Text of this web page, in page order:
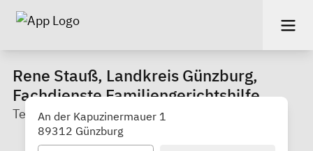
Rene Stauß, Landkreis Günzburg,
Fachdienste Familiengerichtshilfe
Team 513
An der Kapuzinermauer 1
89312 Günzburg